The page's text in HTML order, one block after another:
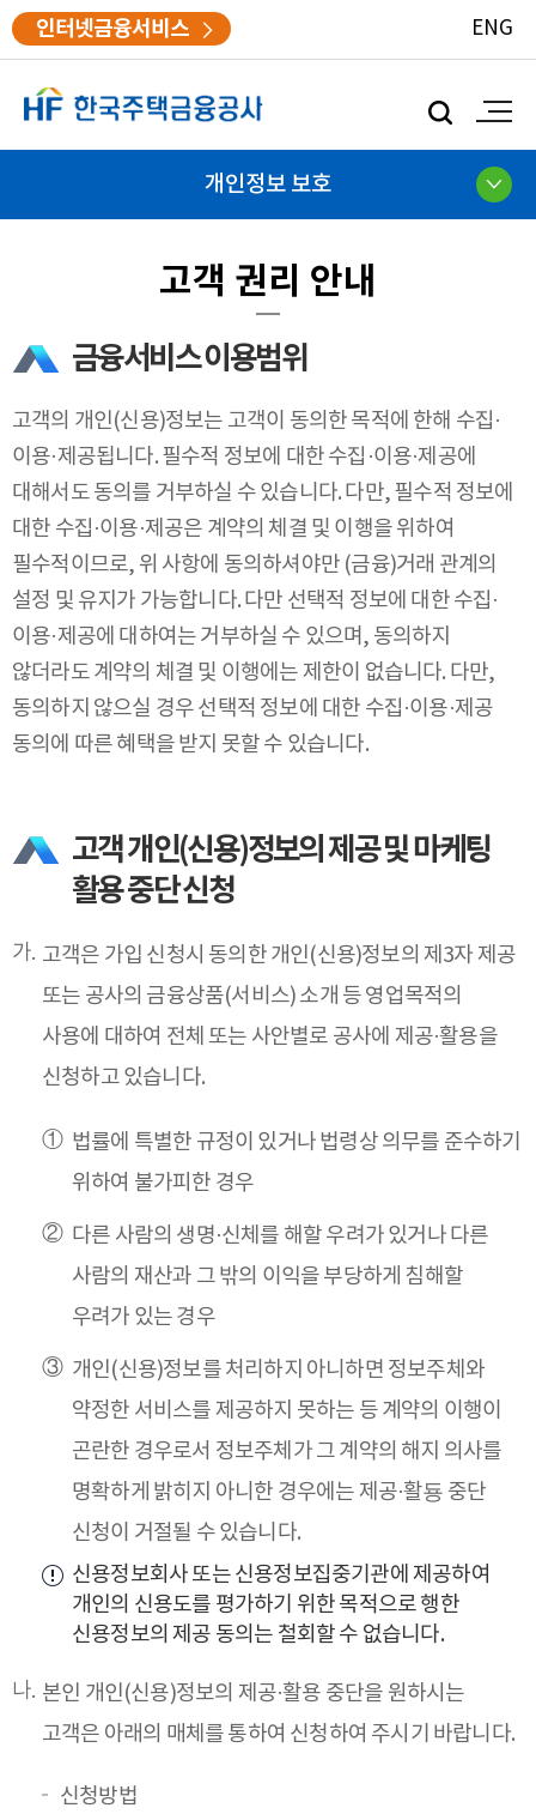
인터넷금융서비스 ENG
개인정보 보호
고객 권리 안내
금융서비스 이용범위
고객의 개인(신용)정보는 고객이 동의한 목적에 한해 수집·
이용·제공됩니다. 필수적 정보에 대한 수집·이용·제공에
대해서도 동의를 거부하실 수 있습니다. 다만, 필수적 정보에
대한 수집·이용·제공은 계약의 체결 및 이행을 위하여
필수적이므로, 위 사항에 동의하셔야만 (금융)거래 관계의
설정 및 유지가 가능합니다. 다만 선택적 정보에 대한 수집·
이용·제공에 대하여는 거부하실 수 있으며, 동의하지
않더라도 계약의 체결 및 이행에는 제한이 없습니다. 다만,
동의하지 않으실 경우 선택적 정보에 대한 수집·이용·제공
동의에 따른 혜택을 받지 못할 수 있습니다.
고객 개인(신용)정보의 제공 및 마케팅
활용 중단 신청
고객은 가입 신청시 동의한 개인(신용)정보의 제3자 제공
또는 공사의 금융상품(서비스) 소개 등 영업목적의
사용에 대하여 전체 또는 사안별로 공사에 제공·활용을
신청하고 있습니다.
법률에 특별한 규정이 있거나 법령상 의무를 준수하기
위하여 불가피한 경우
다른 사람의 생명·신체를 해할 우려가 있거나 다른
사람의 재산과 그 밖의 이익을 부당하게 침해할
우려가 있는 경우
개인(신용)정보를 처리하지 아니하면 정보주체와
약정한 서비스를 제공하지 못하는 등 계약의 이행이
곤란한 경우로서 정보주체가 그 계약의 해지 의사를
명확하게 밝히지 아니한 경우에는 제공·활둉 중단
신청이 거절될 수 있습니다.
신용정보회사 또는 신용정보집중기관에 제공하여
개인의 신용도를 평가하기 위한 목적으로 행한
신용정보의 제공 동의는 철회할 수 없습니다.
본인 개인(신용)정보의 제공·활용 중단을 원하시는
고객은 아래의 매체를 통하여 신청하여 주시기 바랍니다.
신청방법